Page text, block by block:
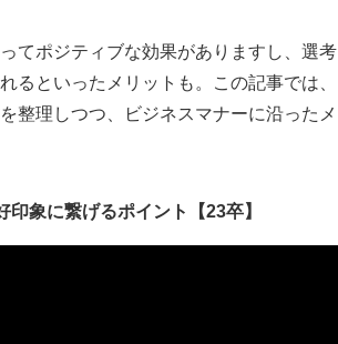
てポジティブな効果がありますし、選考
るといったメリットも。この記事では、
整理しつつ、ビジネスマナーに沿ったメ
印象に繋げるポイント【23卒】